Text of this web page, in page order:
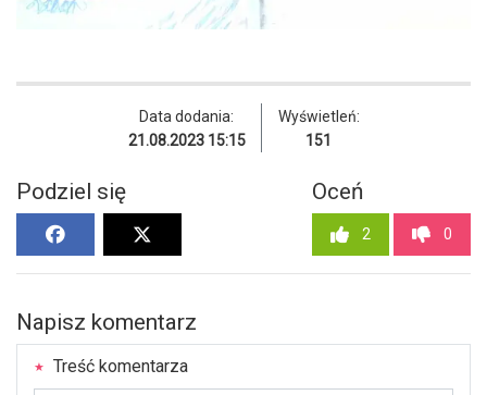
Data dodania:
21.08.2023 15:15
Wyświetleń:
151
Podziel się Oceń
2 0
Napisz komentarz
Treść komentarza